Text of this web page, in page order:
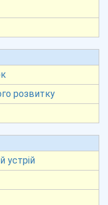
розвитку
устрій